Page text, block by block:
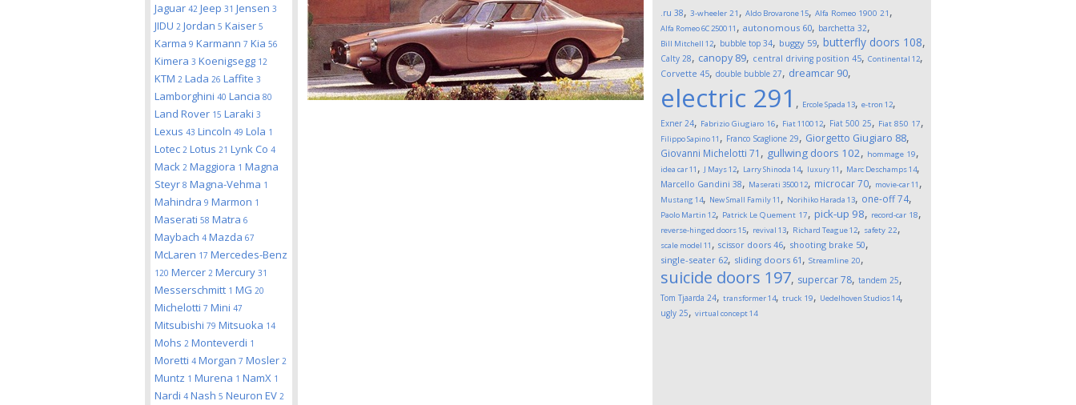
Jaguar 42 Jeep 31 Jensen 3
JIDU 2 Jordan 5 Kaiser 5
Karma 9 Karmann 7 Kia 56
Kimera 3 Koenigsegg 12
KTM 2 Lada 26 Laffite 3
Lamborghini 40 Lancia 80
Land Rover 15 Laraki 3
Lexus 43 Lincoln 49 Lola 1
Lotec 2 Lotus 21 Lynk Co 4
Mack 2 Maggiora 1 Magna
Steyr 8 Magna-Vehma 1
Mahindra 9 Marmon 1
Maserati 58 Matra 6
Maybach 4 Mazda 67
McLaren 17 Mercedes-Benz
120 Mercer 2 Mercury 31
Messerschmitt 1 MG 20
Michelotti 7 Mini 47
Mitsubishi 79 Mitsuoka 14
Mohs 2 Monteverdi 1
Moretti 4 Morgan 7 Mosler 2
Muntz 1 Murena 1 NamX 1
Nardi 4 Nash 5 Neuron EV 2
.ru 38, 3-wheeler 21 , Aldo Brovarone15, Alfa Romeo 1900 21 ,
Alfa Romeo 6C 250011 , autonomous 60, barchetta 32,
Bill Mitchell 12, bubble top 34, buggy 59, butterfly doors 108,
Calty 28, canopy 89, central driving position 45, Continental 12,
Corvette 45, double bubble 27, dreamcar 90,
electric 291 , Ercole Spada 13, e-tron 12,
Exner 24, Fabrizio Giugiaro 16, Fiat 110012, Fiat 500 25, Fiat 850 17,
Filippo Sapino11 , Franco Scaglione 29, Giorgetto Giugiaro 88,
Giovanni Michelotti 71 , gullwing doors 102, hommage 19,
idea car11 , J Mays12, Larry Shinoda 14, luxury11 , Marc Deschamps14,
Marcello Gandini 38, Maserati 350012, microcar70, movie-car11 ,
Mustang 14, New Small Family11 , Norihiko Harada 13, one-off74,
Paolo Martin 12, Patrick Le Quement 17, pick-up 98, record-car 18,
reverse-hinged doors15, revival 13, Richard Teague12, safety 22,
scale model 11 , scissor doors 46, shooting brake 50,
single-seater 62, sliding doors 61 , Streamline 20,
suicide doors 197, supercar78, tandem 25,
Tom Tjaarda 24, transformer14, truck 19, Uedelhoven Studios14,
ugly 25, virtual concept14